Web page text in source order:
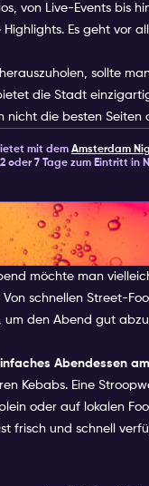
von Live-Events bis
Es geht vor
sollte
die Stadt
nicht die besten Seiten
mit dem Amsterdam
oder 7 Tage zum Eintritt in
und
möchte man
schnellen Street-
, um den Abend gut
Abendessen
Kebabs. Eine
oder auf lokalen
frisch und schnell